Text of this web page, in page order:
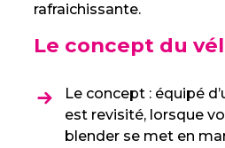
rafraichissante.
Le concept du
Le concept : équipé
est revisité, lorsque
blender se met en